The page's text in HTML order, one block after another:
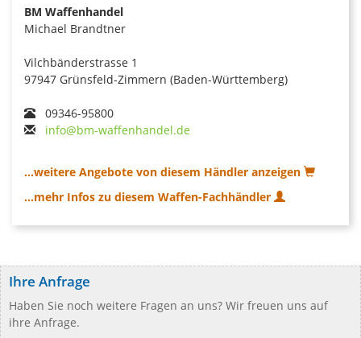
BM Waffenhandel
Michael Brandtner
Vilchbänderstrasse 1
97947 Grünsfeld-Zimmern (Baden-Württemberg)
09346-95800
info@bm-waffenhandel.de
...weitere Angebote von diesem Händler anzeigen
...mehr Infos zu diesem Waffen-Fachhändler
Ihre Anfrage
Haben Sie noch weitere Fragen an uns? Wir freuen uns auf
ihre Anfrage.